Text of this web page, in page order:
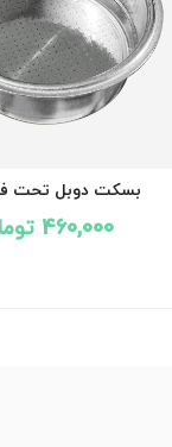
بسکت دوبل تحت
460,000 تومان